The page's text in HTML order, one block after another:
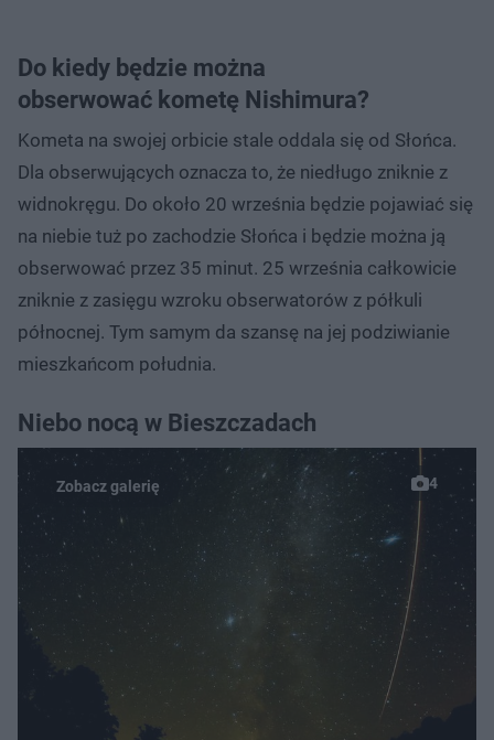
Do kiedy będzie można
obserwować kometę Nishimura?
Kometa na swojej orbicie stale oddala się od Słońca.
Dla obserwujących oznacza to, że niedługo zniknie z
widnokręgu. Do około 20 września będzie pojawiać się
na niebie tuż po zachodzie Słońca i będzie można ją
obserwować przez 35 minut. 25 września całkowicie
zniknie z zasięgu wzroku obserwatorów z półkuli
północnej. Tym samym da szansę na jej podziwianie
mieszkańcom południa.
Niebo nocą w Bieszczadach
4